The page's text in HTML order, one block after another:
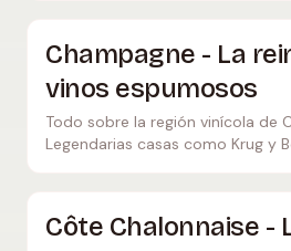
Champagne - La
vinos espumosos
Todo sobre la región vinícola de
Legendarias casas como Krug y
Côte Chalonnaise -